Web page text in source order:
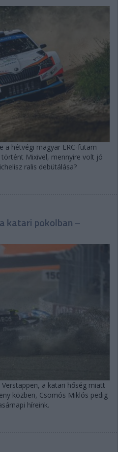
a hétvégi magyar ERC-futam
Mixivel, mennyire volt jó
ralis debütálása?
katari pokolban –
a katari hőség miatt
közben, Csomós Miklós pedig
híreink.